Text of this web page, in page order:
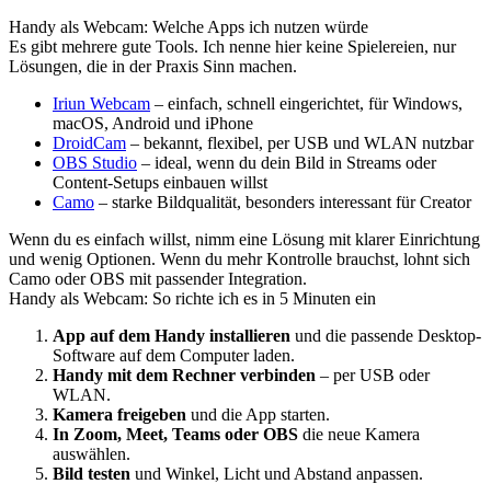
Handy als Webcam: Welche Apps ich nutzen würde
Es gibt mehrere gute Tools. Ich nenne hier keine Spielereien, nur
Lösungen, die in der Praxis Sinn machen.
Iriun Webcam – einfach, schnell eingerichtet, für Windows,
macOS, Android und iPhone
DroidCam – bekannt, flexibel, per USB und WLAN nutzbar
OBS Studio – ideal, wenn du dein Bild in Streams oder
Content-Setups einbauen willst
Camo – starke Bildqualität, besonders interessant für Creator
Wenn du es einfach willst, nimm eine Lösung mit klarer Einrichtung
und wenig Optionen. Wenn du mehr Kontrolle brauchst, lohnt sich
Camo oder OBS mit passender Integration.
Handy als Webcam: So richte ich es in 5 Minuten ein
App auf dem Handy installieren und die passende Desktop-
Software auf dem Computer laden.
Handy mit dem Rechner verbinden – per USB oder
WLAN.
Kamera freigeben und die App starten.
In Zoom, Meet, Teams oder OBS die neue Kamera
auswählen.
Bild testen und Winkel, Licht und Abstand anpassen.